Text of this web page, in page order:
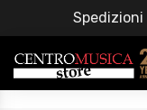
Spedizioni